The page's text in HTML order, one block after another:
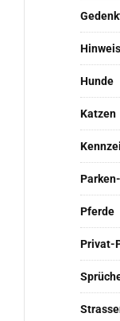
Hinweis
Hunde
Katzen
Pferde
Privat-